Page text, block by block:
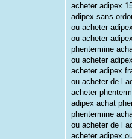
acheter adipex
adipex sans
ou acheter
ou acheter
phentermine
ou acheter
acheter adipex
ou acheter de l
acheter
adipex achat
phentermine
ou acheter de l
acheter adipex